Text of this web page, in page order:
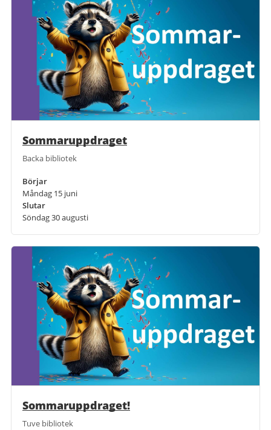
Sommaruppdraget
Backa bibliotek
Börjar
Måndag 15 juni
Slutar
Söndag 30 augusti
Sommaruppdraget!
Tuve bibliotek